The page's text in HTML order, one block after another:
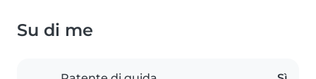
Su di me